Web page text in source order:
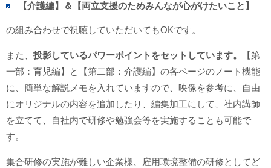
【介護編】＆【両立支援のためみんなが心がけたいこと】
の組み合わせで視聴していただいてもOKです。
また、 投影しているパワーポイントをセットしています。
【第
一部：育児編】と【第二部：介護編】の各ページのノート機能
に、簡単な解説メモを入れていますので、映像を参考に、自由
にオリジナルの内容を追加したり、編集加工にして、社内講師
を立てて、自社内で研修や勉強会等を実施することも可能で
す。
集合研修の実施が難しい企業様、雇用環境整備の研修としてど